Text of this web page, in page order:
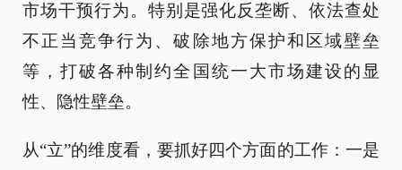
市场干预行为。特别是强化反垄断、依法查处
不正当竞争行为、破除地方保护和区域壁垒
等，打破各种制约全国统一大市场建设的显
性、隐性壁垒。
从“立”的维度看，要抓好四个方面的工作：一是